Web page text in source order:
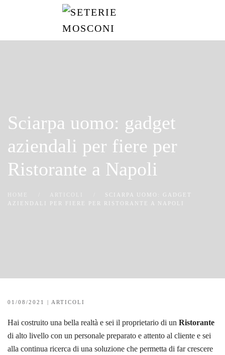
Sciarpa uomo: gadget
aziendali per fiere per
Ristorante a Napoli
HOME ARTICOLI
SCIARPA UOMO: GADGET
AZIENDALI PER FIERE PER RISTORANTE A NAPOLI
01/08/2021 | ARTICOLI
Hai costruito una bella realtà e sei il proprietario di un Ristorante
di alto livello con un personale preparato e attento al cliente e sei
alla continua ricerca di una soluzione che permetta di far crescere